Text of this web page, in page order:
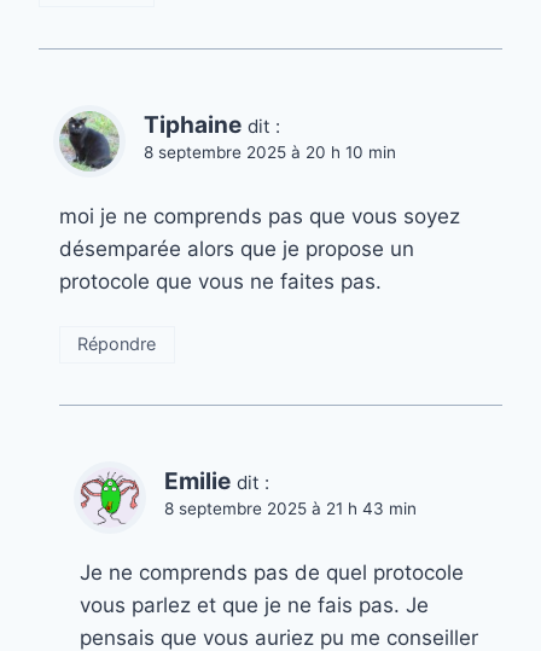
Tiphaine dit :
8 septembre 2025 à 20 h 10 min
moi je ne comprends pas que vous soyez
désemparée alors que je propose un
protocole que vous ne faites pas.
Répondre
Emilie dit :
8 septembre 2025 à 21 h 43 min
Je ne comprends pas de quel protocole
vous parlez et que je ne fais pas. Je
pensais que vous auriez pu me conseiller